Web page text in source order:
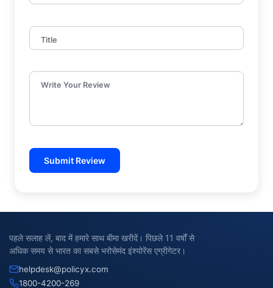
Title
Write Your Review
Submit Review
पहले सलाह लें, बाद में हमारे साथ बीमा खरीदें। पिछले 11 वर्षों से
अधिक समय से भारत का सबसे भरोसेमंद इंश्योरेंस एग्रीगेटर।
helpdesk@policyx.com
1800-4200-269